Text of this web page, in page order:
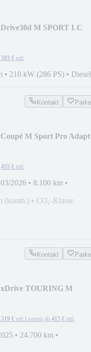
M SPORT LC
593 € mtl.
• 210 kW (286 PS) • Diesel
Kontakt
M Sport Pro Adapt
455 € mtl.
2026 • 8.100 km •
(komb.) • CO₂-Klasse
Kontakt
TOURING M
519 € mtl. Leasing ab 415 € mtl.
• 24.700 km •